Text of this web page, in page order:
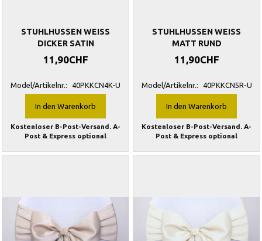
STUHLHUSSEN WEISS
DICKER SATIN
11,90CHF
Model/Artikelnr.: 40PKKCN4K-U
In den Warenkorb
Kostenloser B-Post-Versand. A-
Post & Express optional
STUHLHUSSEN WEISS
MATT RUND
11,90CHF
Model/Artikelnr.: 40PKKCN5R-U
In den Warenkorb
Kostenloser B-Post-Versand. A-
Post & Express optional